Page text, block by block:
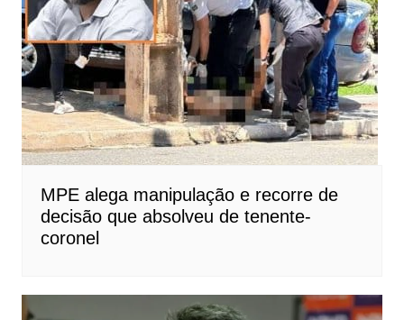
MPE alega manipulação e recorre de
decisão que absolveu de tenente-
coronel